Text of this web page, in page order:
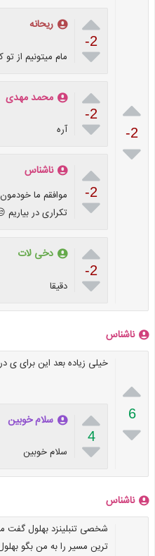

-2


-2

ریحانه
مام میتونیم از تو

-2

محمد مهدی
آره

-2

ناشناس
موافقم ما
تکراری در

-2

دخی لات
دقیقا
ناشناس

6

خیلی زیاده بعد این برای ی

4

سلام خوبین
سلام خوبین
ناشناس
شخصی تنبلینزد بهلول گفت
ترین مسیر را به من بگو